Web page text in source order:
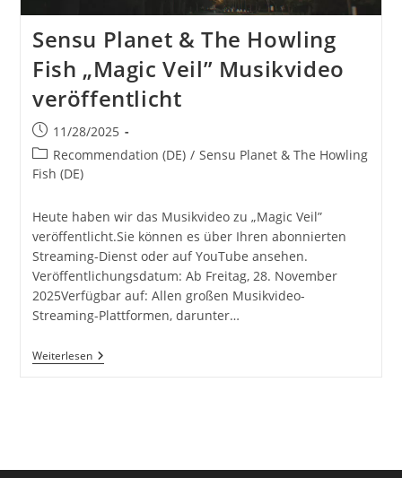
Sensu Planet & The Howling
Fish „Magic Veil” Musikvideo
veröffentlicht
Beitrag
veröffentlicht:
11/28/2025
Beitrags-
Kategorie:
Recommendation (DE) / Sensu Planet & The Howling
Fish (DE)
Heute haben wir das Musikvideo zu „Magic Veil”
veröffentlicht.Sie können es über Ihren abonnierten
Streaming-Dienst oder auf YouTube ansehen.
Veröffentlichungsdatum: Ab Freitag, 28. November
2025Verfügbar auf: Allen großen Musikvideo-
Streaming-Plattformen, darunter…
WeiterlesenSensu
Planet
Musikvideo